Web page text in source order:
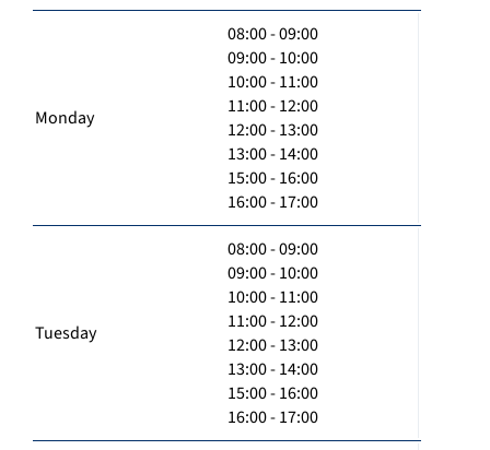
Monday
08:00 - 09:00
09:00 - 10:00
10:00 - 11:00
11:00 - 12:00
12:00 - 13:00
13:00 - 14:00
15:00 - 16:00
16:00 - 17:00
Tuesday
08:00 - 09:00
09:00 - 10:00
10:00 - 11:00
11:00 - 12:00
12:00 - 13:00
13:00 - 14:00
15:00 - 16:00
16:00 - 17:00